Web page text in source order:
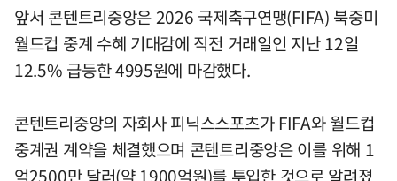
앞서 콘텐트리중앙은 2026 국제축구연맹(FIFA) 북중미
월드컵 중계 수혜 기대감에 직전 거래일인 지난 12일
12.5% 급등한 4995원에 마감했다.
콘텐트리중앙의 자회사 피닉스스포츠가 FIFA와 월드컵
중계권 계약을 체결했으며 콘텐트리중앙은 이를 위해 1
억2500만 달러(약 1900억원)를 투입한 것으로 알려졌